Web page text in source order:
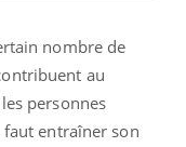
nombre de
au
personnes
faut entraîner son